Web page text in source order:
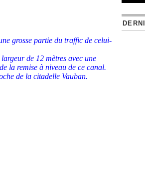
grosse partie du traffic de celui-
de 12 mètres avec une
la remise à niveau de ce canal.
de la citadelle Vauban.